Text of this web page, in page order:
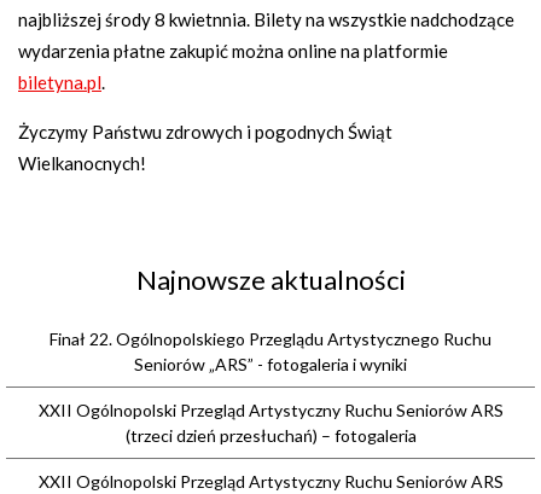
najbliższej środy 8 kwietnnia. Bilety na wszystkie nadchodzące
wydarzenia płatne zakupić można online na platformie
biletyna.pl.
Życzymy Państwu zdrowych i pogodnych Świąt
Wielkanocnych!
Najnowsze aktualności
Finał 22. Ogólnopolskiego Przeglądu Artystycznego Ruchu
Seniorów „ARS” - fotogaleria i wyniki
XXII Ogólnopolski Przegląd Artystyczny Ruchu Seniorów ARS
(trzeci dzień przesłuchań) – fotogaleria
XXII Ogólnopolski Przegląd Artystyczny Ruchu Seniorów ARS